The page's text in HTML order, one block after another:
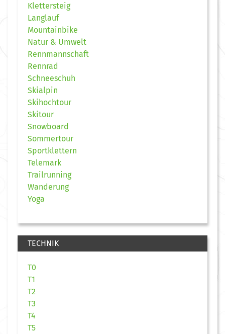
Klettersteig
Langlauf
Mountainbike
Natur & Umwelt
Rennmannschaft
Rennrad
Schneeschuh
Skialpin
Skihochtour
Skitour
Snowboard
Sommertour
Sportklettern
Telemark
Trailrunning
Wanderung
Yoga
TECHNIK
T0
T1
T2
T3
T4
T5